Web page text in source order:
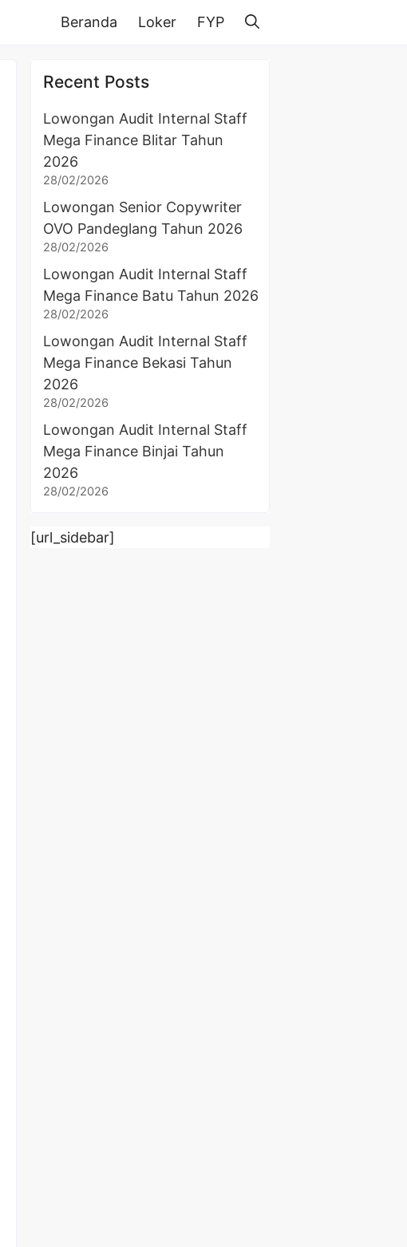
Beranda Loker FYP
Recent Posts
Lowongan Audit Internal Staff
Mega Finance Blitar Tahun
2026
28/02/2026
Lowongan Senior Copywriter
OVO Pandeglang Tahun 2026
28/02/2026
Lowongan Audit Internal Staff
Mega Finance Batu Tahun 2026
28/02/2026
Lowongan Audit Internal Staff
Mega Finance Bekasi Tahun
2026
28/02/2026
Lowongan Audit Internal Staff
Mega Finance Binjai Tahun
2026
28/02/2026
[url_sidebar]